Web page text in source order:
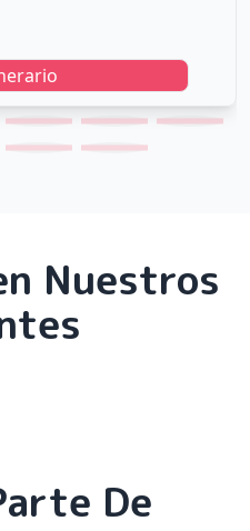
Nuestros
De